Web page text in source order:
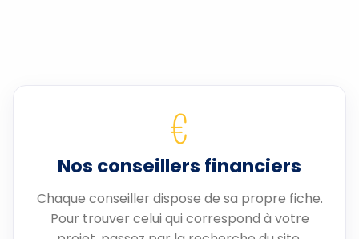
€
Nos conseillers financiers
Chaque conseiller dispose de sa propre fiche.
Pour trouver celui qui correspond à votre